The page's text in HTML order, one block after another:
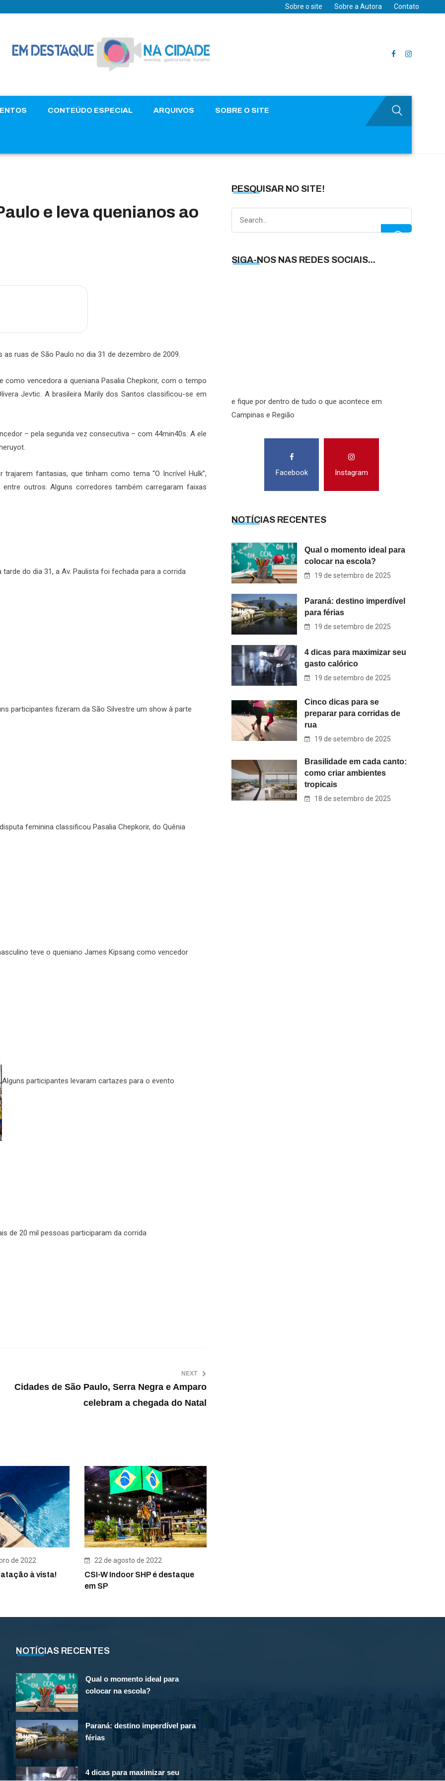
Sobre o site Sobre a Autora Contato
CONTEÚDO ESPECIAL ARQUIVOS SOBRE O SITE
e leva quenianos ao
ruas de São Paulo no dia 31 de dezembro de 2009.
vencedora a queniana Pasalia Chepkorir, com o tempo
Jevtic. A brasileira Marily dos Santos classificou-se em
– pela segunda vez consecutiva – com 44min40s. A ele
fantasias, que tinham como tema “O Incrível Hulk”,
outros. Alguns corredores também carregaram faixas
tarde do dia 31, a Av. Paulista foi fechada para a corrida
participantes fizeram da São Silvestre um show à parte
feminina classificou Pasalia Chepkorir, do Quênia
teve o queniano James Kipsang como vencedor
Alguns participantes levaram cartazes para o evento
de 20 mil pessoas participaram da corrida
NEXT
Cidades de São Paulo, Serra Negra e Amparo
celebram a chegada do Natal
de 2022
à vista!
22 de agosto de 2022
CSI-W Indoor SHP é destaque
em SP
PESQUISAR NO SITE!
SIGA-NOS NAS REDES SOCIAIS...
e fique por dentro de tudo o que acontece em
Campinas e Região
Facebook Instagram
NOTÍCIAS RECENTES
Qual o momento ideal para
colocar na escola?
19 de setembro de 2025
Paraná: destino imperdível
para férias
19 de setembro de 2025
4 dicas para maximizar seu
gasto calórico
19 de setembro de 2025
Cinco dicas para se
preparar para corridas de
rua
19 de setembro de 2025
Brasilidade em cada canto:
como criar ambientes
tropicais
18 de setembro de 2025
NOTÍCIAS RECENTES
Qual o momento ideal para
colocar na escola?
Paraná: destino imperdível para
férias
4 dicas para maximizar seu